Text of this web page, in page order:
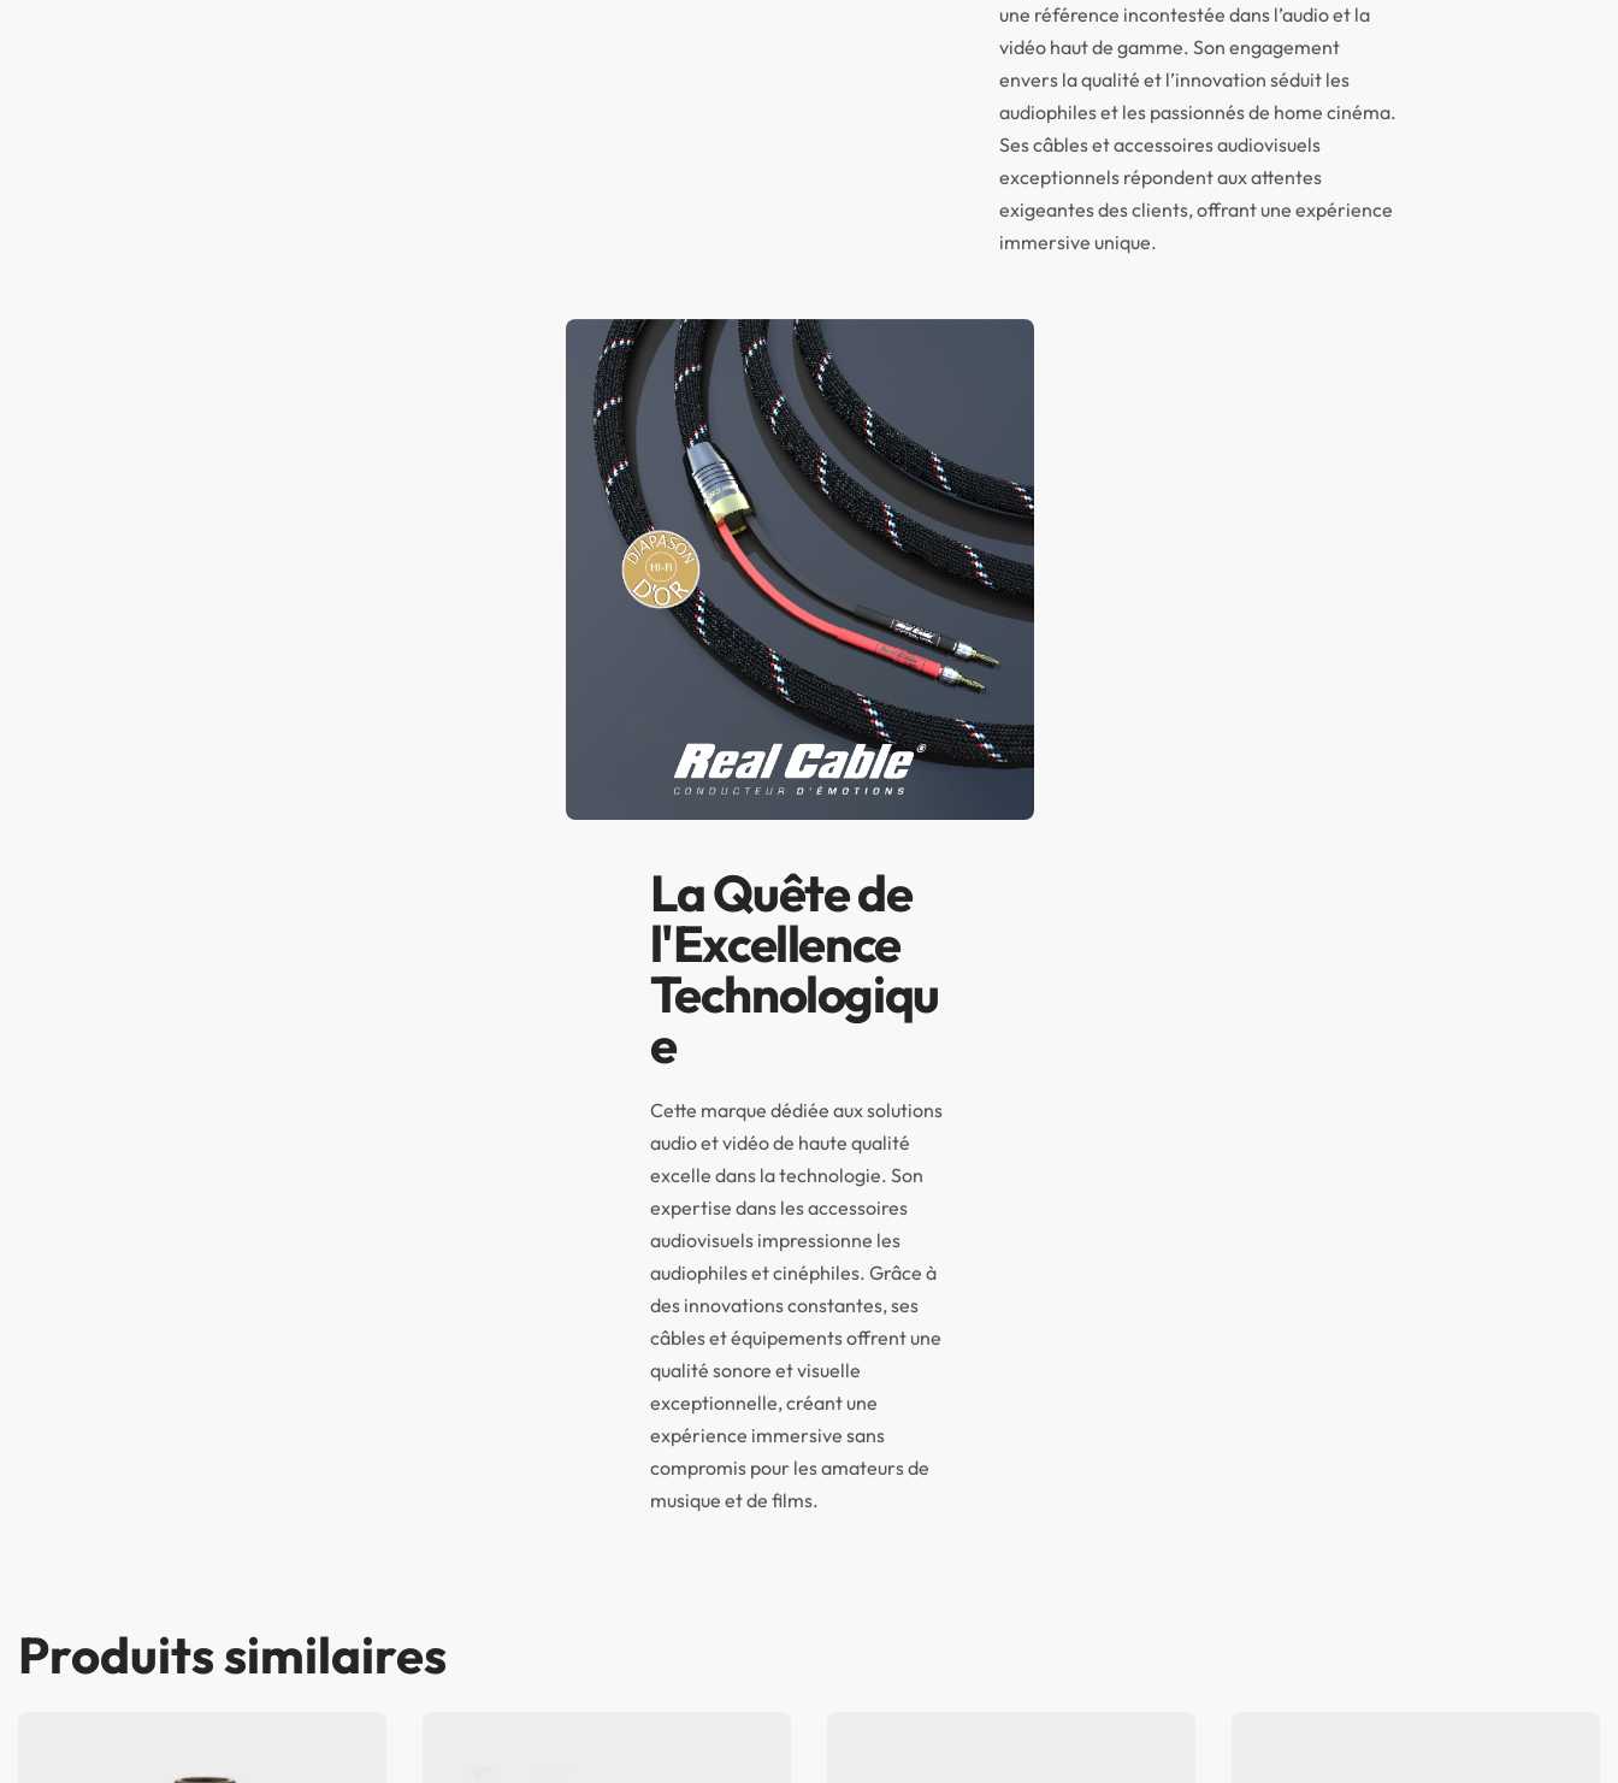
une référence incontestée dans l’audio et la
vidéo haut de gamme. Son engagement
envers la qualité et l’innovation séduit les
audiophiles et les passionnés de home cinéma.
Ses câbles et accessoires audiovisuels
exceptionnels répondent aux attentes
exigeantes des clients, offrant une expérience
immersive unique.
La Quête de
l'Excellence
Technologiqu
e
Cette marque dédiée aux solutions
audio et vidéo de haute qualité
excelle dans la technologie. Son
expertise dans les accessoires
audiovisuels impressionne les
audiophiles et cinéphiles. Grâce à
des innovations constantes, ses
câbles et équipements offrent une
qualité sonore et visuelle
exceptionnelle, créant une
expérience immersive sans
compromis pour les amateurs de
musique et de films.
Produits similaires